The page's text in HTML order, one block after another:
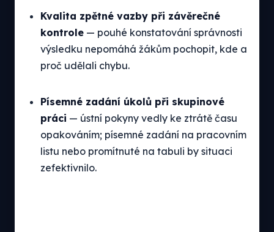
Kvalita zpětné vazby při závěrečné
kontrole — pouhé konstatování správnosti
výsledku nepomáhá žákům pochopit, kde a
proč udělali chybu.
Písemné zadání úkolů při skupinové
práci — ústní pokyny vedly ke ztrátě času
opakováním; písemné zadání na pracovním
listu nebo promítnuté na tabuli by situaci
zefektivnilo.